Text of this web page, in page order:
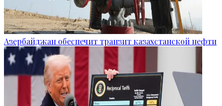
Азербайджан обеспечит транзит казахстанской нефти